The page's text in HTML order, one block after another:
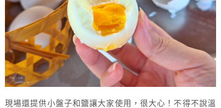
現場還提供小盤子和鹽讓大家使用，很大心！不得不說溫